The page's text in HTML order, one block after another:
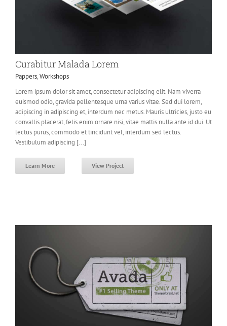
Curabitur Malada Lorem
Pappers,Workshops
Lorem ipsum dolor sit amet, consectetur adipiscing elit. Nam viverra
euismod odio, gravida pellentesque urna varius vitae. Sed dui lorem,
adipiscing in adipiscing et, interdum nec metus. Mauris ultricies, justo eu
convallis placerat, felis enim ornare nisi, vitae mattis nulla ante id dui. Ut
lectus purus, commodo et tincidunt vel, interdum sed lectus.
Vestibulum adipiscing [...]
Learn More View Project